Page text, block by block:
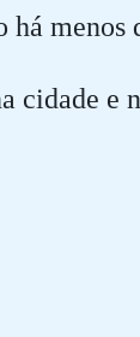
há menos
cidade e